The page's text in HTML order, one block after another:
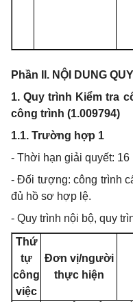
Phần II. NỘI DUNG
1. Quy trình Kiểm tra
công trình (1.009794)
1.1. Trường hợp 1
- Thời hạn giải quyết: 16
- Đối tượng: công trình
đủ hồ sơ hợp lệ.
- Quy trình nội bộ, quy
Thứ
tự
công
việc
Đơn vị/người
thực hiện